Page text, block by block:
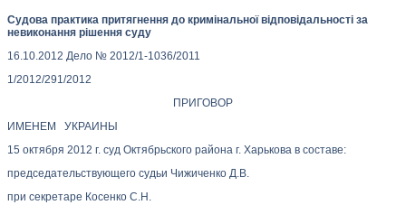
Судова практика притягнення до кримінальної відповідальності за
невиконання рішення суду
16.10.2012 Дело № 2012/1-1036/2011
1/2012/291/2012
ПРИГОВОР
ИМЕНЕМ УКРАИНЫ
15 октября 2012 г. суд Октябрьского района г. Харькова в составе:
председательствующего судьи Чижиченко Д.В.
при секретаре Косенко С.Н.